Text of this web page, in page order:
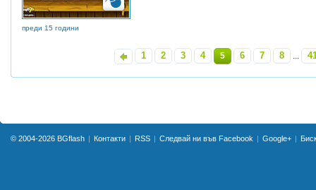
преди 15 години
1 2 3 4 5 6 7 8 ...
© 2004-2026 BGflash Контакти RSS Следвай ни във Facebook Google+